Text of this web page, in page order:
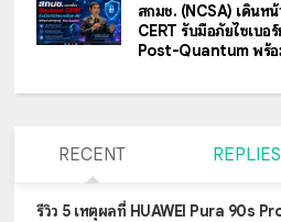
สกมช. (NCSA) เดินห
CERT รับมือภัยไซเบอ
Post-Quantum พร้อ
RECENT REPLIES
รีวิว 5 เหตุผลที่ HUAWEI Pura 90s